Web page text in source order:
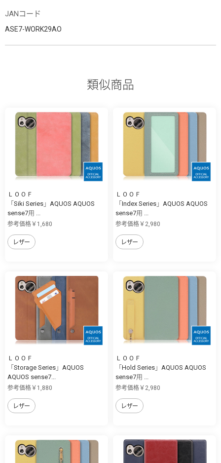
JANコード
ASE7-WORK29AO
類似商品
ＬＯＯＦ
「Siki Series」AQUOS AQUOS
sense7用 ...
参考価格￥1,680
レザー
ＬＯＯＦ
「Index Series」AQUOS AQUOS
sense7用 ...
参考価格￥2,980
レザー
ＬＯＯＦ
「Storage Series」AQUOS
AQUOS sense7...
参考価格￥1,880
レザー
ＬＯＯＦ
「Hold Series」AQUOS AQUOS
sense7用 ...
参考価格￥2,980
レザー